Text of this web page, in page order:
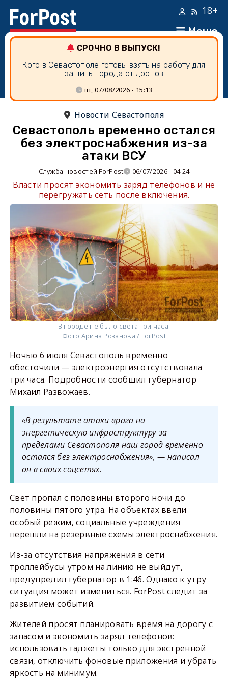
Меню
18+
СРОЧНО В ВЫПУСК!
Кого в Севастополе готовы взять на работу для
защиты города от дронов
пт, 07/08/2026 - 15:13
Новости Севастополя
Севастополь временно остался
без электроснабжения из-за
атаки ВСУ
Служба новостей ForPost 06/07/2026 - 04:24
Власти просят экономить заряд телефонов и не
перегружать сеть после включения.
В городе не было света три часа.
Фото:Арина Розанова / ForPost
Ночью 6 июля Севастополь временно
обесточили — электроэнергия отсутствовала
три часа. Подробности сообщил губернатор
Михаил Развожаев.
«В результате атаки врага на
энергетическую инфраструктуру за
пределами Севастополя наш город временно
остался без электроснабжения», — написал
он в своих соцсетях.
Свет пропал с половины второго ночи до
половины пятого утра. На объектах ввели
особый режим, социальные учреждения
перешли на резервные схемы электроснабжения.
Из-за отсутствия напряжения в сети
троллейбусы утром на линию не выйдут,
предупредил губернатор в 1:46. Однако к утру
ситуация может измениться. ForPost следит за
развитием событий.
Жителей просят планировать время на дорогу с
запасом и экономить заряд телефонов:
использовать гаджеты только для экстренной
связи, отключить фоновые приложения и убрать
яркость на минимум.